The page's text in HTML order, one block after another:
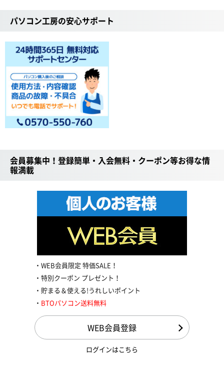
パソコン工房の安心サポート
会員募集中！登録簡単・入会無料・クーポン等お得な情
報満載
WEB会員限定 特価SALE！
特別クーポン プレゼント！
貯まる＆使える!うれしいポイント
BTOパソコン送料無料
WEB会員登録
ログインはこちら